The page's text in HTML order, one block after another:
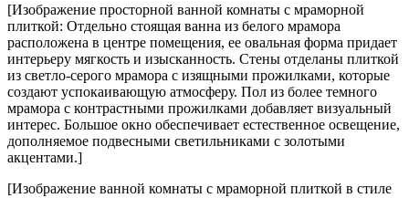
[Изображение просторной ванной комнаты с мраморной
плиткой: Отдельно стоящая ванна из белого мрамора
расположена в центре помещения, ее овальная форма придает
интерьеру мягкость и изысканность. Стены отделаны плиткой
из светло-серого мрамора с изящными прожилками, которые
создают успокаивающую атмосферу. Пол из более темного
мрамора с контрастными прожилками добавляет визуальный
интерес. Большое окно обеспечивает естественное освещение,
дополняемое подвесными светильниками с золотыми
акцентами.]
[Изображение ванной комнаты с мраморной плиткой в ​​стиле